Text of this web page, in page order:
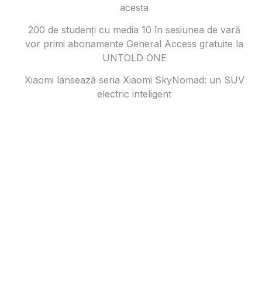
acesta
200 de studenți cu media 10 în sesiunea de vară
vor primi abonamente General Access gratuite la
UNTOLD ONE
Xiaomi lansează seria Xiaomi SkyNomad: un SUV
electric inteligent